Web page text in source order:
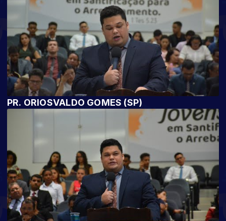
PR. ORIOSVALDO GOMES (SP)